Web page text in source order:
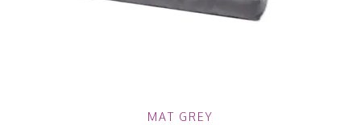
MAT GREY